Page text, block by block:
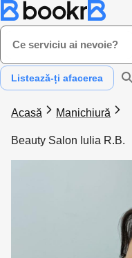
Ce serviciu ai nevoie?
Listează-ți afacerea
Acasă Manichiură
Beauty Salon Iulia R.B.